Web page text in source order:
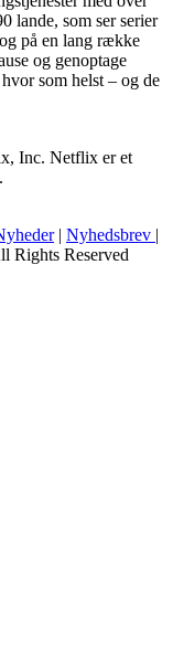
lande, som ser serier
på en lang række
og genoptage
som helst – og de
Inc. Netflix er et
| Nyhedsbrev |
Rights Reserved